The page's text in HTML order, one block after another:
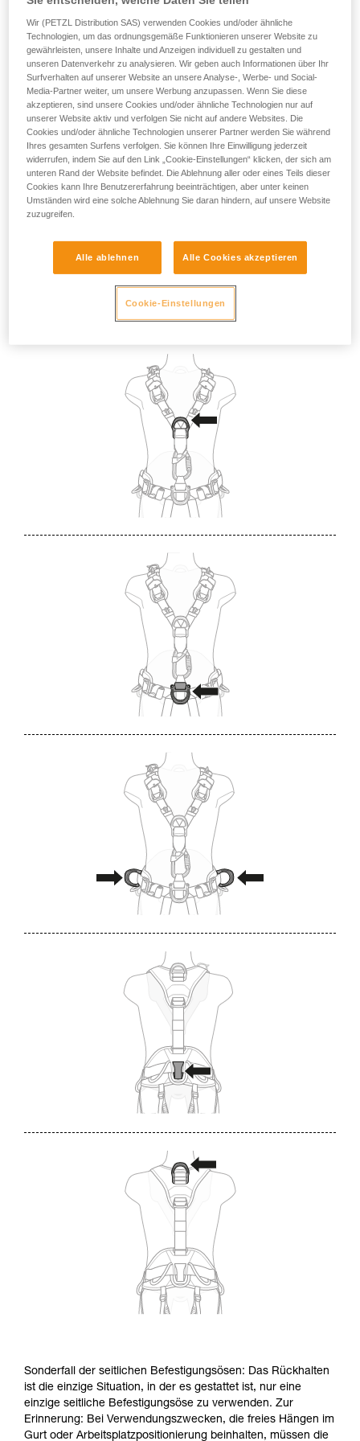
Bereich zu gelangen.
Aus regulatorischer Sicht wird die Verwendung von
Befestigungsösen in Rückhaltesystemen durch die
Zertifizierung EN 358 abgedeckt. Sofern kein Absturzrisiko
und somit keine Gefahr besteht, dass die anwendende
Person im Gurt hängt, kann in der Praxis jedoch jede
beliebige Befestigungsöse des Gurts zum Rückhalten
verwendet werden.
Die Wahl der für die Rückhaltung verwendeten
dorsale Öse bevorzugt werden, um zu verhindern, dass sich
Sonderfall der seitlichen Befestigungsösen: Das Rückhalten
ist die einzige Situation, in der es gestattet ist, nur eine
einzige seitliche Befestigungsöse zu verwenden. Zur
Erinnerung: Bei Verwendungszwecken, die freies Hängen im
Gurt oder Arbeitsplatzpositionierung beinhalten, müssen die
Wir (PETZL Distribution SAS) verwenden Cookies und/oder ähnliche
Technologien, um das ordnungsgemäße Funktionieren unserer Website zu
gewährleisten, unsere Inhalte und Anzeigen individuell zu gestalten und
unseren Datenverkehr zu analysieren. Wir geben auch Informationen über Ihr
Surfverhalten auf unserer Website an unsere Analyse-, Werbe- und Social-
Media-Partner weiter, um unsere Werbung anzupassen. Wenn Sie diese
akzeptieren, sind unsere Cookies und/oder ähnliche Technologien nur auf
unserer Website aktiv und verfolgen Sie nicht auf andere Websites. Die
Cookies und/oder ähnliche Technologien unserer Partner werden Sie während
Ihres gesamten Surfens verfolgen. Sie können Ihre Einwilligung jederzeit
widerrufen, indem Sie auf den Link „Cookie-Einstellungen“ klicken, der sich am
unteren Rand der Website befindet. Die Ablehnung aller oder eines Teils dieser
Cookies kann Ihre Benutzererfahrung beeinträchtigen, aber unter keinen
Umständen wird eine solche Ablehnung Sie daran hindern, auf unsere Website
zuzugreifen.
Alle ablehnen Alle Cookies akzeptieren
Cookie-Einstellungen